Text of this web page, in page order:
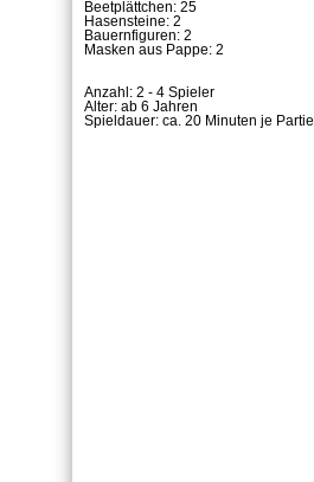
Beetplättchen: 25
Hasensteine: 2
Bauernfiguren: 2
Masken aus Pappe: 2
Anzahl: 2 - 4 Spieler
Alter: ab 6 Jahren
Spieldauer: ca. 20 Minuten je Partie